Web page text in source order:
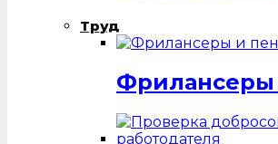
Труд
Фрилансеры